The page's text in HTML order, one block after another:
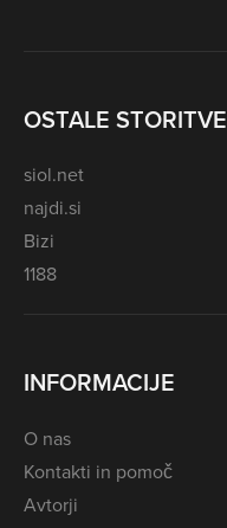
OSTALE STORITVE
siol.net
najdi.si
Bizi
1188
INFORMACIJE
O nas
Kontakti in pomoč
Avtorji